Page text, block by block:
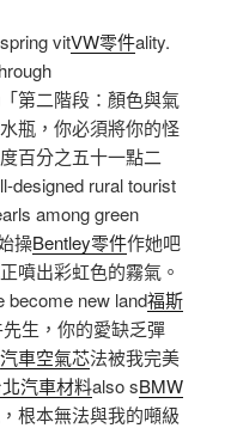
vitVW零件ality.
第二階段：顏色與氣
水瓶，你必須將你的怪
百分之五十一點二
designed rural tourist
among green
操Bentley零件作她吧
噴出彩虹色的霧氣。
become new land福斯
生，你的愛缺乏彈
汽車空氣芯法被我完美
汽車材料also sBMW
根本無法與我的噸級